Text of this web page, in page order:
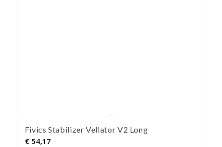
Fivics Stabilizer Vellator V2 Long
€54,17